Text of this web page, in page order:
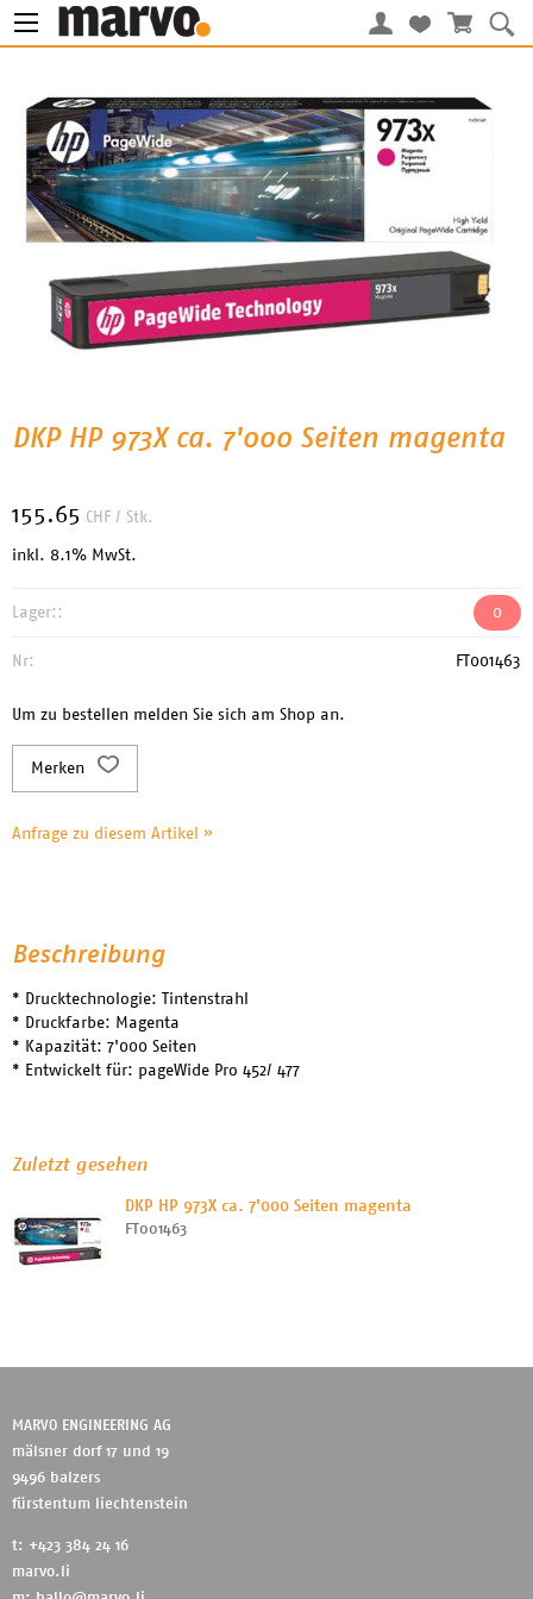
DKP HP 973X ca. 7'000 Seiten magenta
155.65 CHF / Stk.
inkl. 8.1% MwSt.
Lager:: 0
Nr: FT001463
Um zu bestellen melden Sie sich am Shop an.
Merken
Anfrage zu diesem Artikel »
Beschreibung
* Drucktechnologie: Tintenstrahl
* Druckfarbe: Magenta
* Kapazität: 7'000 Seiten
* Entwickelt für: pageWide Pro 452/ 477
Zuletzt gesehen
DKP HP 973X ca. 7'000 Seiten magenta
FT001463
MARVO ENGINEERING AG
mälsner dorf 17 und 19
9496 balzers
fürstentum liechtenstein
t: +423 384 24 16
marvo.li